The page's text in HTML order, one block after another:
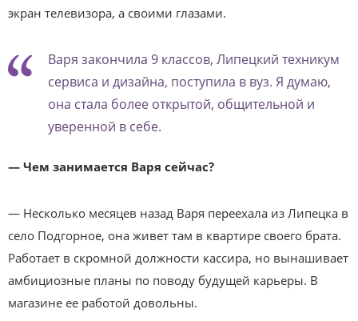
экран телевизора, а своими глазами.
Варя закончила 9 классов, Липецкий техникум
сервиса и дизайна, поступила в вуз. Я думаю,
она стала более открытой, общительной и
уверенной в себе.
— Чем занимается Варя сейчас?
— Несколько месяцев назад Варя переехала из Липецка в
село Подгорное, она живет там в квартире своего брата.
Работает в скромной должности кассира, но вынашивает
амбициозные планы по поводу будущей карьеры. В
магазине ее работой довольны.